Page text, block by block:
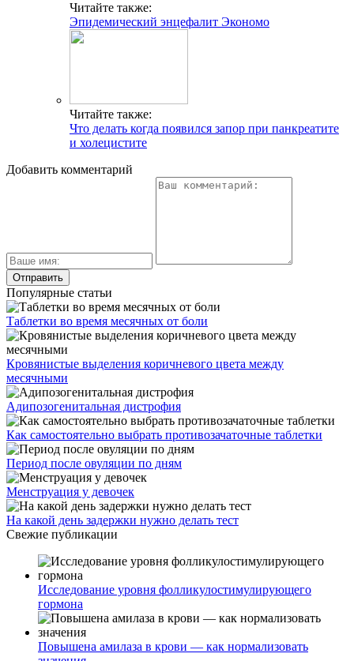
Читайте также:
Эпидемический энцефалит Экономо
Читайте также:
Что делать когда появился запор при панкреатите
и холецистите
Добавить комментарий
Популярные статьи
Таблетки во время месячных от боли
Кровянистые выделения коричневого цвета между
месячными
Адипозогенитальная дистрофия
Как самостоятельно выбрать противозачаточные таблетки
Период после овуляции по дням
Менструация у девочек
На какой день задержки нужно делать тест
Свежие публикации
Исследование уровня фолликулостимулирующего
гормона
Повышена амилаза в крови — как нормализовать